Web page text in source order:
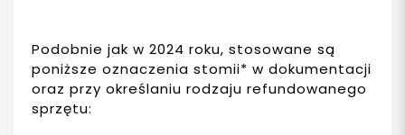
Podobnie jak w 2024 roku, stosowane są
poniższe oznaczenia stomii* w dokumentacji
oraz przy określaniu rodzaju refundowanego
sprzętu: